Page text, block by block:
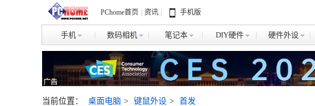
PChome首页 资讯 手机版
手机 数码相机 笔记本 DIY硬件 硬件外设
当前位置： 桌面电脑 > 键鼠外设 > 首发